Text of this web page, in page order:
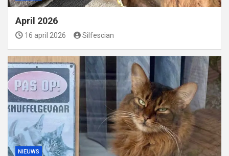
April 2026
16 april 2026 Silfescian
NIEUWS